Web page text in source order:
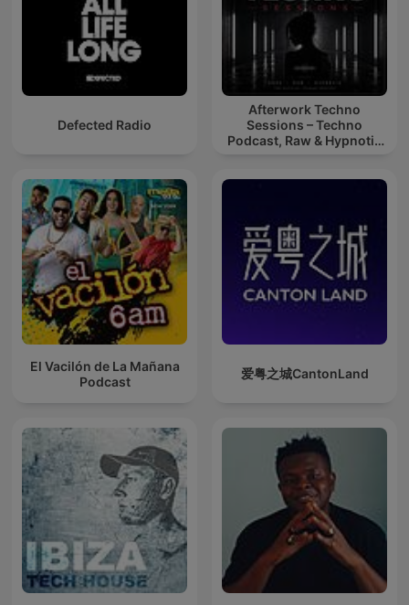
Defected Radio
Afterwork Techno
Sessions – Techno
Podcast, Raw & Hypnotic
El Vacilón de La Mañana
Podcast
爱粤之城CantonLand